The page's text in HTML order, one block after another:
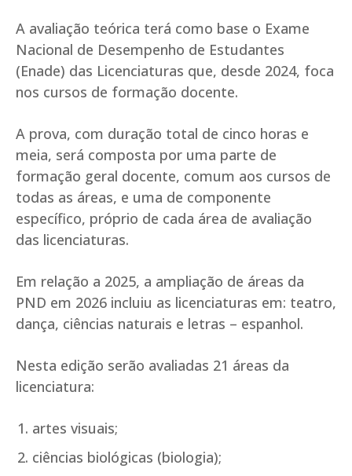
A avaliação teórica terá como base o Exame
Nacional de Desempenho de Estudantes
(Enade) das Licenciaturas que, desde 2024, foca
nos cursos de formação docente.
A prova, com duração total de cinco horas e
meia, será composta por uma parte de
formação geral docente, comum aos cursos de
todas as áreas, e uma de componente
específico, próprio de cada área de avaliação
das licenciaturas.
Em relação a 2025, a ampliação de áreas da
PND em 2026 incluiu as licenciaturas em: teatro,
dança, ciências naturais e letras – espanhol.
Nesta edição serão avaliadas 21 áreas da
licenciatura:
artes visuais;
ciências biológicas (biologia);